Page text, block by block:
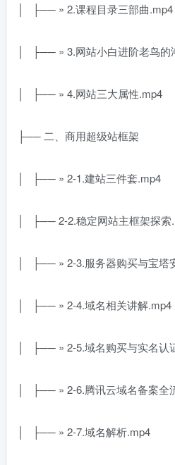
│ ├── » 2.课程目录三部曲.mp4
│ ├── » 3.网站小白进阶老鸟的
│ ├── » 4.网站三大属性.mp4
├── 二、商用超级站框架
│ ├── » 2-1.建站三件套.mp4
│ ├── 2-2.稳定网站主框架探索
│ ├── » 2-3.服务器购买与宝塔
│ ├── » 2-4.域名相关讲解.mp4
│ ├── » 2-5.域名购买与实名认
│ ├── » 2-6.腾讯云域名备案全
│ ├── » 2-7.域名解析.mp4